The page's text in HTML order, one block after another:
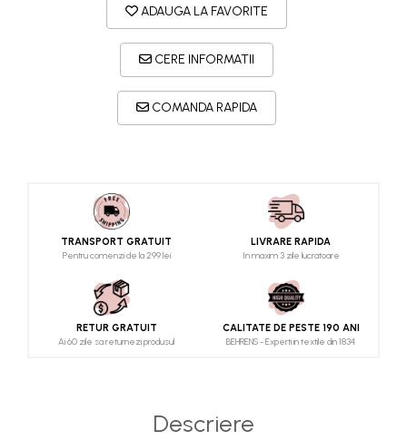
ADAUGA LA FAVORITE
CERE INFORMATII
COMANDA RAPIDA
TRANSPORT GRATUIT
Pentru comenzi de la 299 lei
LIVRARE RAPIDA
In maxim 3 zile lucratoare
RETUR GRATUIT
Ai 60 zile sa returnezi produsul
CALITATE DE PESTE 190 ANI
BEHRENS - Experti in textile din 1834
Descriere